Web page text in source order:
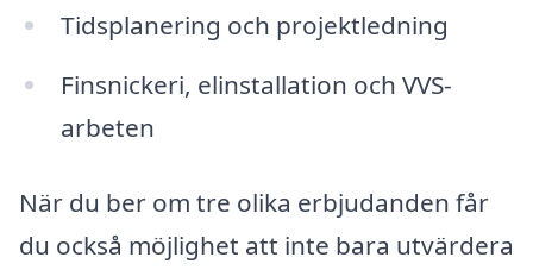
Tidsplanering och projektledning
Finsnickeri, elinstallation och VVS-
arbeten
När du ber om tre olika erbjudanden får
du också möjlighet att inte bara utvärdera